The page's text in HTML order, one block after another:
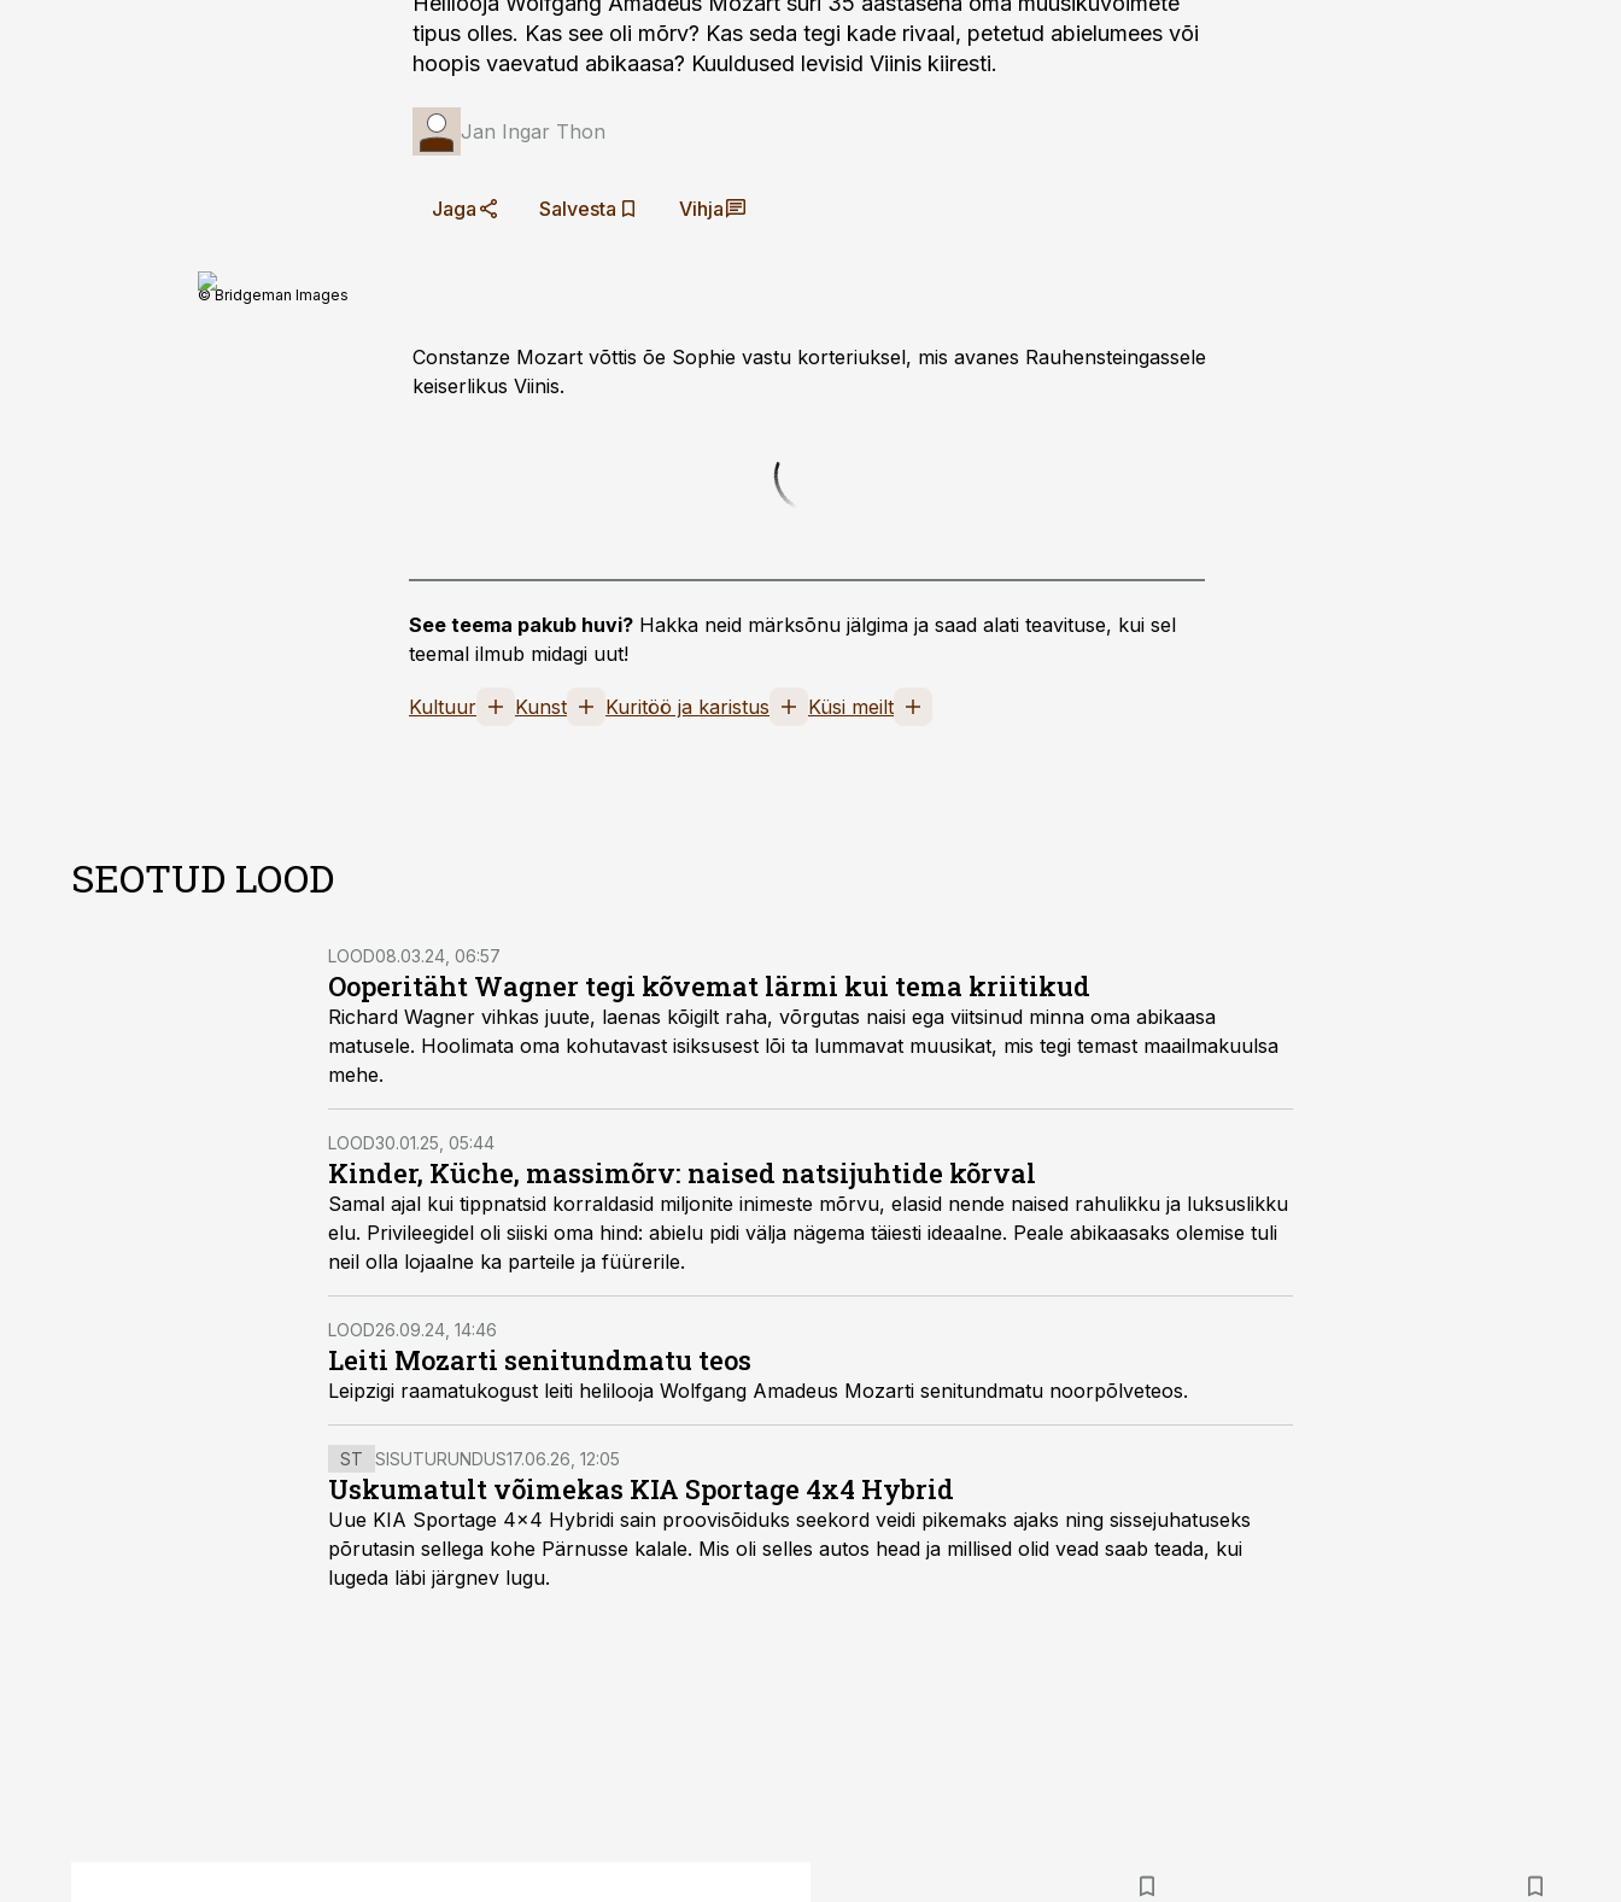
tipus olles. Kas see oli mõrv? Kas seda tegi kade rivaal, petetud abielumees või
hoopis vaevatud abikaasa? Kuuldused levisid Viinis kiiresti.
Jan Ingar Thon
Jaga Salvesta Vihja
© Bridgeman Images
Constanze Mozart võttis õe Sophie vastu korteri­uksel, mis avanes Rauhensteingassele
keiserlikus Viinis.
See teema pakub huvi? Hakka neid märksõnu jälgima ja saad alati teavituse, kui sel
teemal ilmub midagi uut!
Kultuur Kunst Kuritöö ja karistus Küsi meilt
SEOTUD LOOD
LOOD08.03.24, 06:57
Ooperitäht Wagner tegi kõvemat lärmi kui tema kriitikud
Richard Wagner vihkas juute, laenas kõigilt raha, võrgutas naisi ega viitsinud minna oma abikaasa
matusele. Hoolimata oma kohutavast isiksusest lõi ta lummavat muusikat, mis tegi temast maailmakuulsa
mehe.
LOOD30.01.25, 05:44
Kinder, Küche, massimõrv: naised natsijuhtide kõrval
Samal ajal kui tippnatsid korraldasid miljonite inimeste mõrvu, elasid nende naised rahulikku ja luksuslikku
elu. Privileegidel oli siiski oma hind: abielu pidi välja nägema täiesti ideaalne. Peale abikaasaks olemise tuli
neil olla lojaalne ka parteile ja füürerile.
LOOD26.09.24, 14:46
Leiti Mozarti senitundmatu teos
Leipzigi raamatukogust leiti helilooja Wolfgang Amadeus Mozarti senitundmatu noorpõlveteos.
ST SISUTURUNDUS17.06.26, 12:05
Uskumatult võimekas KIA Sportage 4x4 Hybrid
Uue KIA Sportage 4x4 Hybridi sain proovisõiduks seekord veidi pikemaks ajaks ning sissejuhatuseks
põrutasin sellega kohe Pärnusse kalale. Mis oli selles autos head ja millised olid vead saab teada, kui
lugeda läbi järgnev lugu.